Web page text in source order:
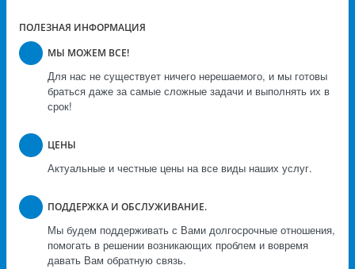
ПОЛЕЗНАЯ ИНФОРМАЦИЯ
МЫ МОЖЕМ ВСЕ!
Для нас не существует ничего нерешаемого, и мы готовы
браться даже за самые сложные задачи и выполнять их в
срок!
ЦЕНЫ
Актуальные и честные цены на все виды наших услуг.
ПОДДЕРЖКА И ОБСЛУЖИВАНИЕ.
Мы будем поддерживать с Вами долгосрочные отношения,
помогать в решении возникающих проблем и вовремя
давать Вам обратную связь.